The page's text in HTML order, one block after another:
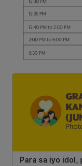
Para sa iyo idol,